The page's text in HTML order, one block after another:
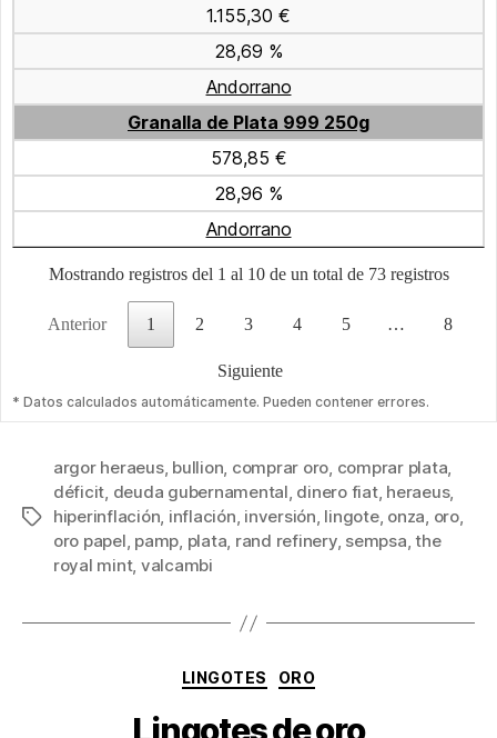
1.155,30 €
28,69 %
Andorrano
Granalla de Plata 999 250g
578,85 €
28,96 %
Andorrano
Mostrando registros del 1 al 10 de un total de 73 registros
Anterior 1 2 3 4 5 … 8
Siguiente
* Datos calculados automáticamente. Pueden contener errores.
Etiquetas
argor heraeus, bullion, comprar oro, comprar plata,
déficit, deuda gubernamental, dinero fiat, heraeus,
hiperinflación, inflación, inversión, lingote, onza, oro,
oro papel, pamp, plata, rand refinery, sempsa,the
royal mint, valcambi
Categorías
LINGOTES ORO
Lingotes de oro